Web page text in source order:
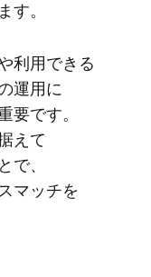
す。
利用できる​
運用に​
要です。​
えて​
で、​
マッチを​